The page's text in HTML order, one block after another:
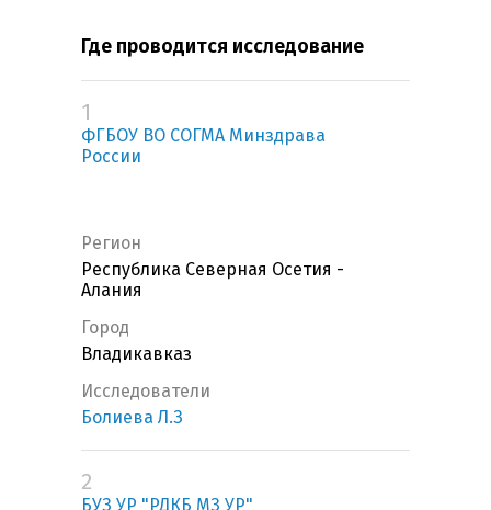
Где проводится исследование
1
ФГБОУ ВО СОГМА Минздрава
России
Регион
Республика Северная Осетия -
Алания
Город
Владикавказ
Исследователи
Болиева Л.З
2
БУЗ УР "РДКБ МЗ УР"